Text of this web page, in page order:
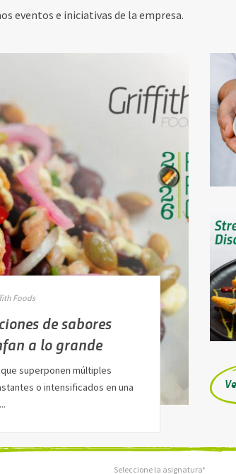
eventos e iniciativas de la empresa.
Foods
de sabores
a lo grande
superponen múltiples
o intensificados en una
Seleccione la asignatura*